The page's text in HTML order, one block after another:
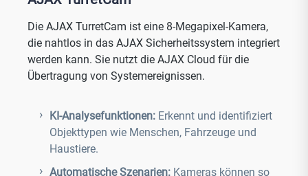
Die AJAX TurretCam ist eine 8-Megapixel-Kamera,
die nahtlos in das AJAX Sicherheitssystem integriert
werden kann. Sie nutzt die AJAX Cloud für die
Übertragung von Systemereignissen.
KI-Analysefunktionen: Erkennt und identifiziert
Objekttypen wie Menschen, Fahrzeuge und
Haustiere.
Automatische Szenarien: Kameras können so